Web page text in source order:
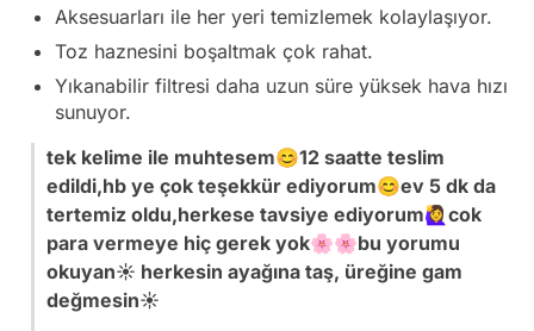
Aksesuarları ile her yeri temizlemek kolaylaşıyor.
Toz haznesini boşaltmak çok rahat.
Yıkanabilir filtresi daha uzun süre yüksek hava hızı
sunuyor.
tek kelime ile muhtesem😊12 saatte teslim
edildi,hb ye çok teşekkür ediyorum😊ev 5 dk da
tertemiz oldu,herkese tavsiye ediyorum🙋‍♀️cok
para vermeye hiç gerek yok🌸🌸bu yorumu
okuyan☀️ herkesin ayağına taş, üreğine gam
değmesin☀️